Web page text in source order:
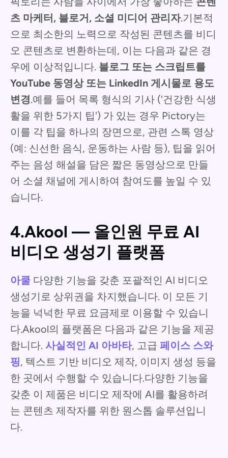
츠 마케터, 블로거, 소셜 미디어 관리자.기본적
으로 최소한의 노력으로 작성된 콘텐츠를 비디
오 콘텐츠로 변환하는데, 이는 다음과 같은 경
우에 이상적입니다. 블로그 또는 스크립트를
YouTube 동영상 또는 LinkedIn 게시물로 용도
변경.예를 들어 목록 형식의 기사 ('건강한 식생
활을 위한 5가지 팁') 가 있는 경우 Pictory는
이를 각 팁을 하나의 장면으로, 관련 스톡 영상
(예: 신선한 음식, 운동하는 사람 등), 팁을 읽어
주는 음성 해설을 담은 짧은 동영상으로 만들
어 소셜 채널에 게시하여 참여도를 높일 수 있
습니다.
4.Akool — 올인원 무료 AI
비디오 생성기 플랫폼
아쿨 다양한 기능을 갖춘 포괄적인 AI 비디오
생성기로 상위권을 차지했습니다. 이 모든 기
능을 넉넉한 무료 요금제로 이용할 수 있습니
다.Akool의 플랫폼은 다음과 같은 기능을 제공
합니다. 사실적인 AI 아바타, 고급 페이스 스와
핑, 텍스트 기반 비디오 제작, 이미지 생성 등을
한 곳에서 수행할 수 있습니다.다양한 기능을
갖춘 이 제품은 비디오 제작에 AI를 활용하려
는 콘텐츠 제작자를 위한 원스톱 솔루션입니
다.